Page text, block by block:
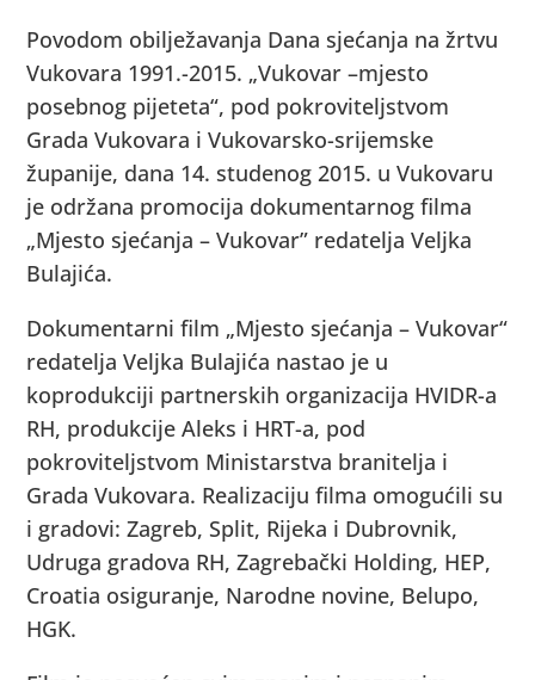
Povodom obilježavanja Dana sjećanja na žrtvu
Vukovara 1991.-2015. „Vukovar –mjesto
posebnog pijeteta“, pod pokroviteljstvom
Grada Vukovara i Vukovarsko-srijemske
županije, dana 14. studenog 2015. u Vukovaru
je održana promocija dokumentarnog filma
„Mjesto sjećanja – Vukovar” redatelja Veljka
Bulajića.
Dokumentarni film „Mjesto sjećanja – Vukovar“
redatelja Veljka Bulajića nastao je u
koprodukciji partnerskih organizacija HVIDR-a
RH, produkcije Aleks i HRT-a, pod
pokroviteljstvom Ministarstva branitelja i
Grada Vukovara. Realizaciju filma omogućili su
i gradovi: Zagreb, Split, Rijeka i Dubrovnik,
Udruga gradova RH, Zagrebački Holding, HEP,
Croatia osiguranje, Narodne novine, Belupo,
HGK.